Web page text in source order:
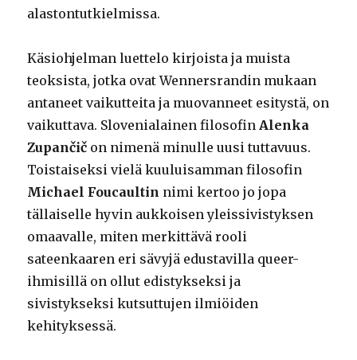
alastontutkielmissa.
Käsiohjelman luettelo kirjoista ja muista
teoksista, jotka ovat Wennersrandin mukaan
antaneet vaikutteita ja muovanneet esitystä, on
vaikuttava. Slovenialainen filosofin Alenka
Zupančič on nimenä minulle uusi tuttavuus.
Toistaiseksi vielä kuuluisamman filosofin
Michael Foucaultin nimi kertoo jo jopa
tällaiselle hyvin aukkoisen yleissivistyksen
omaavalle, miten merkittävä rooli
sateenkaaren eri sävyjä edustavilla queer-
ihmisillä on ollut edistykseksi ja
sivistykseksi kutsuttujen ilmiöiden
kehityksessä.